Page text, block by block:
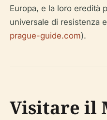
Europa, e la loro eredità
universale di resistenza
prague-guide.com).
Visitare il